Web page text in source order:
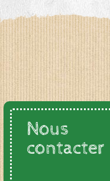
Nous
contacter